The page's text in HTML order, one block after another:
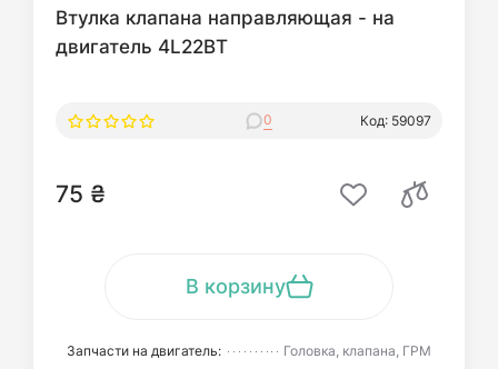
Втулка клапана направляющая - на
двигатель 4L22BT
0 Код: 59097
75 ₴
В корзину
Запчасти на двигатель: Головка, клапана, ГРМ